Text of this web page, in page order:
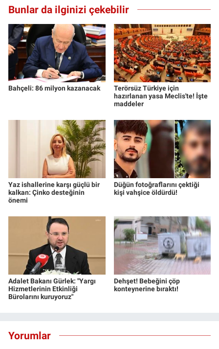
Bunlar da ilginizi çekebilir
Bahçeli: 86 milyon kazanacak
Terörsüz Türkiye için
hazırlanan yasa Meclis'te! İşte
maddeler
Yaz ishallerine karşı güçlü bir
kalkan: Çinko desteğinin
önemi
Düğün fotoğraflarını çektiği
kişi vahşice öldürdü!
Adalet Bakanı Gürlek: "Yargı
Hizmetlerinin Etkinliği
Bürolarını kuruyoruz"
Dehşet! Bebeğini çöp
konteynerine bıraktı!
Yorumlar